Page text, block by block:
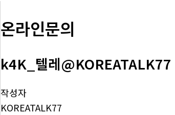
온라인문의
k4K_텔레
작성자
KOREATALK77